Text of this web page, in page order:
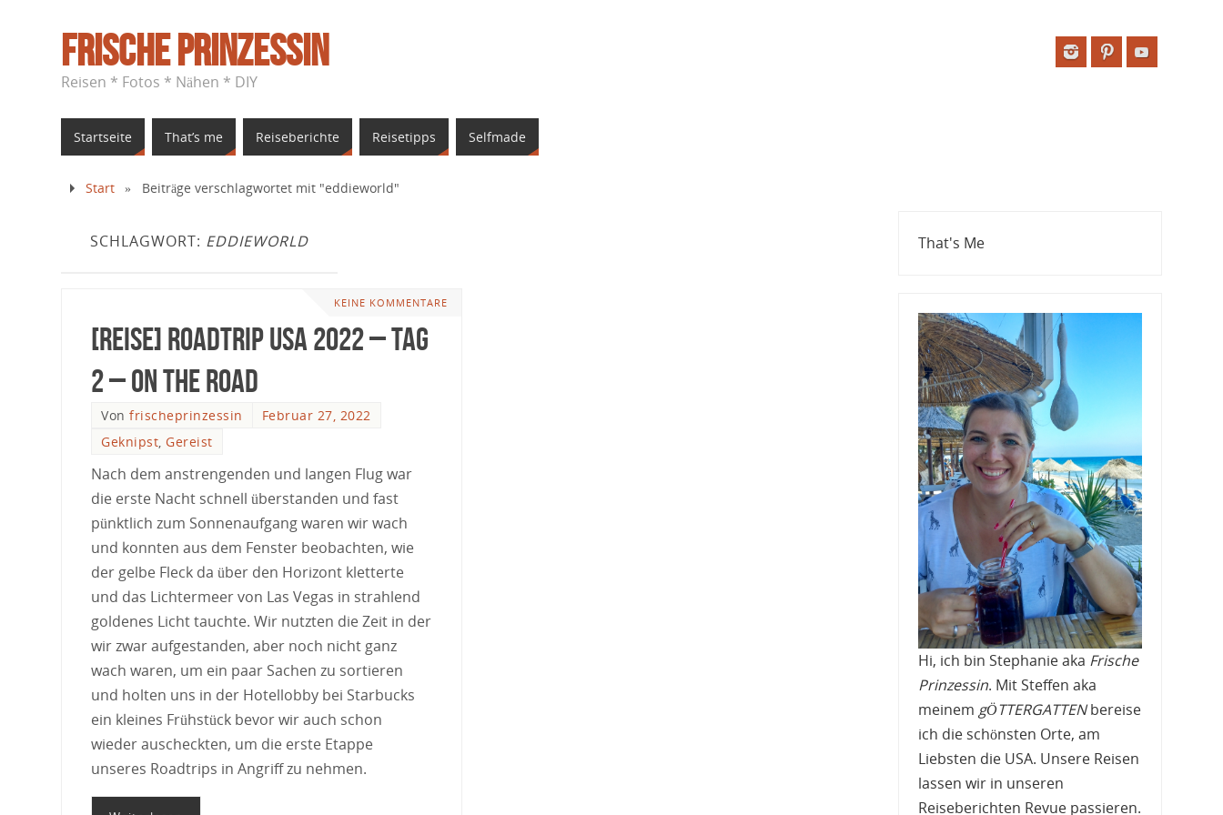
Frische Prinzessin
Reisen * Fotos * Nähen * DIY
Startseite That’s me Reiseberichte Reisetipps Selfmade
Start » Beiträge verschlagwortet mit "eddieworld"
SCHLAGWORT: EDDIEWORLD
KEINE KOMMENTARE
[Reise] Roadtrip USA 2022 – Tag
2 – On the Road
Von frischeprinzessin
Februar 27, 2022
Geknipst, Gereist
Nach dem anstrengenden und langen Flug war
die erste Nacht schnell überstanden und fast
pünktlich zum Sonnenaufgang waren wir wach
und konnten aus dem Fenster beobachten, wie
der gelbe Fleck da über den Horizont kletterte
und das Lichtermeer von Las Vegas in strahlend
goldenes Licht tauchte. Wir nutzten die Zeit in der
wir zwar aufgestanden, aber noch nicht ganz
wach waren, um ein paar Sachen zu sortieren
und holten uns in der Hotellobby bei Starbucks
ein kleines Frühstück bevor wir auch schon
wieder auscheckten, um die erste Etappe
unseres Roadtrips in Angriff zu nehmen.
That's Me
Hi, ich bin Stephanie aka Frische
Prinzessin. Mit Steffen aka
meinem gÖTTERGATTENbereise
ich die schönsten Orte, am
Liebsten die USA. Unsere Reisen
lassen wir in unseren
Reiseberichten Revue passieren.